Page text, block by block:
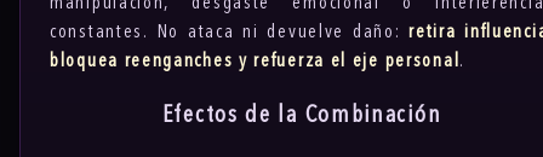
constantes. No ataca ni devuelve daño:retira
bloquea reenganches y refuerza el eje personal .
Efectos de la Combinación